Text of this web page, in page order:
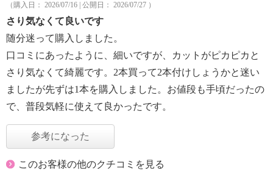
（購入日： 2026/07/16 | 公開日： 2026/07/27 ）
さり気なくて良いです
随分迷って購入しました。
口コミにあったように、細いですが、カットがピカピカと
さり気なくて綺麗です。2本買って2本付けしょうかと迷い
ましたが先ずは1本を購入しました。お値段も手頃だったの
で、普段気軽に使えて良かったです。
参考になった
このお客様の他のクチコミを見る